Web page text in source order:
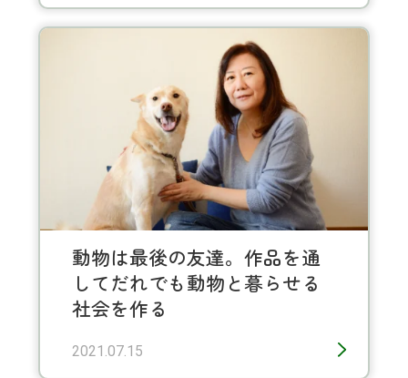
動物は最後の友達。作品を通
してだれでも動物と暮らせる
社会を作る
2021.07.15